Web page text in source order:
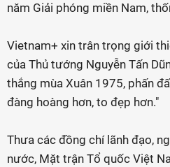
năm Giải phóng miền Nam,
Vietnam+ xin trân trọng giới
của Thủ tướng Nguyễn Tấn
thắng mùa Xuân 1975, phấn
đàng hoàng hơn, to đẹp hơn."
Thưa các đồng chí lãnh đạo,
nước, Mặt trận Tổ quốc Việt